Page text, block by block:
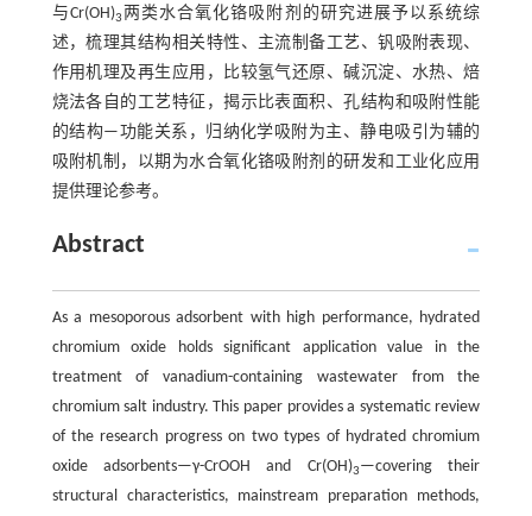
与Cr(OH)3 两类水合氧化铬吸附剂的研究进展予以系统综
述，梳理其结构相关特性、主流制备工艺、钒吸附表现、
作用机理及再生应用，比较氢气还原、碱沉淀、水热、焙
烧法各自的工艺特征，揭示比表面积、孔结构和吸附性能
的结构—功能关系，归纳化学吸附为主、静电吸引为辅的
吸附机制，以期为水合氧化铬吸附剂的研发和工业化应用
提供理论参考。
Abstract
As a mesoporous adsorbent with high performance, hydrated
chromium oxide holds significant application value in the
treatment of vanadium-containing wastewater from the
chromium salt industry. This paper provides a systematic review
of the research progress on two types of hydrated chromium
oxide adsorbents—γ-CrOOH and Cr(OH)3—covering their
structural characteristics, mainstream preparation methods,